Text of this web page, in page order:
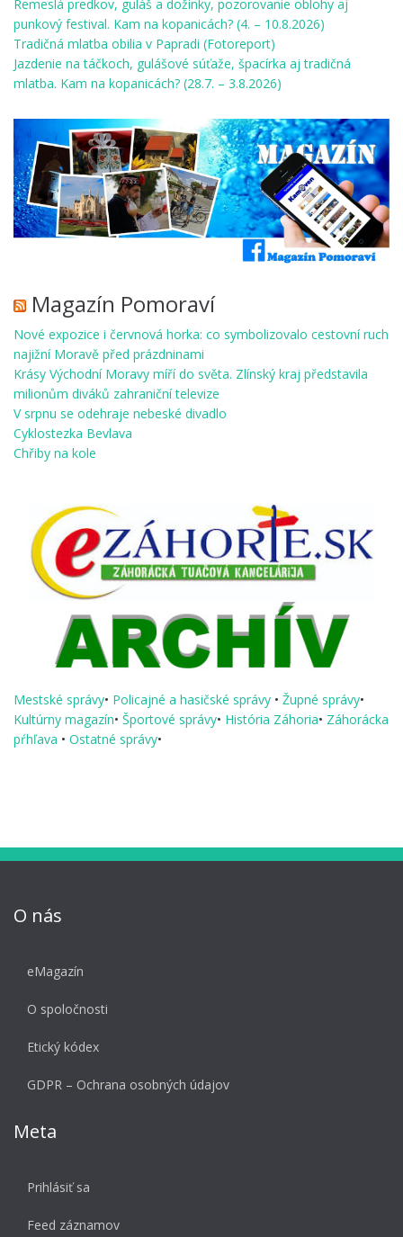
Remeslá predkov, guláš a dožinky, pozorovanie oblohy aj
punkový festival. Kam na kopanicách? (4. – 10.8.2026)
Tradičná mlatba obilia v Papradi (Fotoreport)
Jazdenie na táčkoch, gulášové súťaže, špacírka aj tradičná
mlatba. Kam na kopanicách? (28.7. – 3.8.2026)
Magazín Pomoraví
Nové expozice i červnová horka: co symbolizovalo cestovní ruch
najižní Moravě před prázdninami
Krásy Východní Moravy míří do světa. Zlínský kraj představila
milionům diváků zahraniční televize
V srpnu se odehraje nebeské divadlo
Cyklostezka Bevlava
Chřiby na kole
Mestské správy• Policajné a hasičské správy • Župné správy•
Kultúrny magazín• Športové správy• História Záhoria• Záhorácka
pŕhľava • Ostatné správy•
O nás
eMagazín
O spoločnosti
Etický kódex
GDPR – Ochrana osobných údajov
Meta
Prihlásiť sa
Feed záznamov